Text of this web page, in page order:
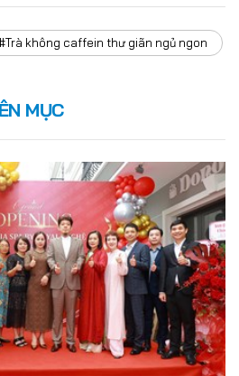
không caffein thư giãn ngủ ngon
MỤC